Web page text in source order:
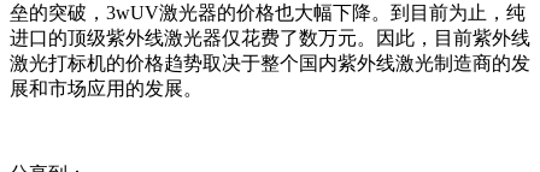
垒的突破，3wUV激光器的价格也大幅下降。到目前为止，纯
进口的顶级紫外线激光器仅花费了数万元。因此，目前紫外线
激光打标机的价格趋势取决于整个国内紫外线激光制造商的发
展和市场应用的发展。